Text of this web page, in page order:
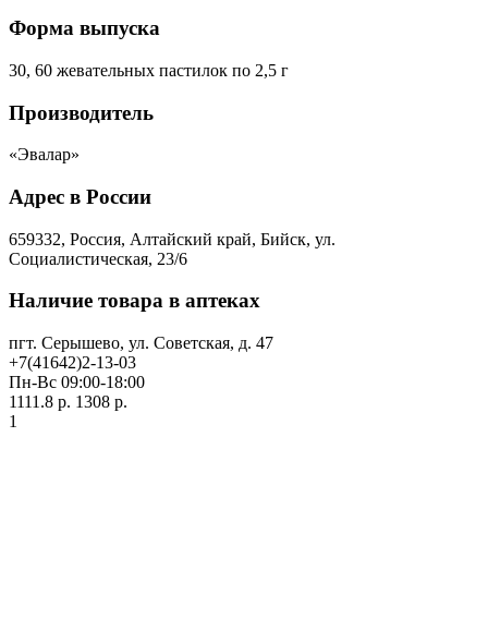
Форма выпуска
30, 60 жевательных пастилок по 2,5 г
Производитель
«Эвалар»
Адрес в России
659332, Россия, Алтайский край, Бийск, ул.
Социалистическая, 23/6
Наличие товара в аптеках
пгт. Серышево, ул. Советская, д. 47
+7(41642)2-13-03
Пн-Вс 09:00-18:00
1111.8 р. 1308 р.
1